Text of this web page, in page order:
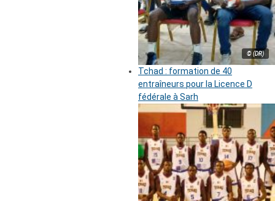
© (DR)
Tchad : formation de 40
entraîneurs pour la Licence D
fédérale à Sarh